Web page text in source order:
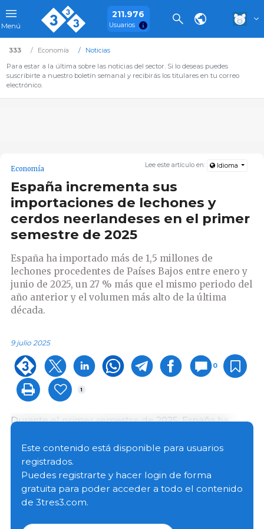
Menú
211.976
Usuarios
333 Economía
Noticias
Para estar a la última sobre las noticias del sector. Si lo deseas puedes
suscribirte a nuestro boletín semanal y recibirás los titulares en tu correo
electrónico.
Lee este artículo en: Idioma
Economía
España incrementa sus
importaciones de lechones y
cerdos neerlandeses en el primer
semestre de 2025
España ha importado más de 1,5 millones de
lechones procedentes de Países Bajos entre enero y
junio de 2025, un 27 % más que el mismo periodo del
año anterior y el volumen más alto de la última
década.
9 julio 2025
0
1
Durante el primer semestre de 2025, España ha
importaciones de animales vivos procedentes de
Países Bajos, tanto en la categoría de lechones como
en la de cerdos para beneficio. Según los datos
disponibles, entre enero y junio se han importado1
489 198 lechones, lo que representa un crecimiento
Este contenido está disponible para usuarios
registrados.
Puedes registrarte y hacer login de forma
gratuita para poder acceder a todo el contenido
de 3tres3.com.